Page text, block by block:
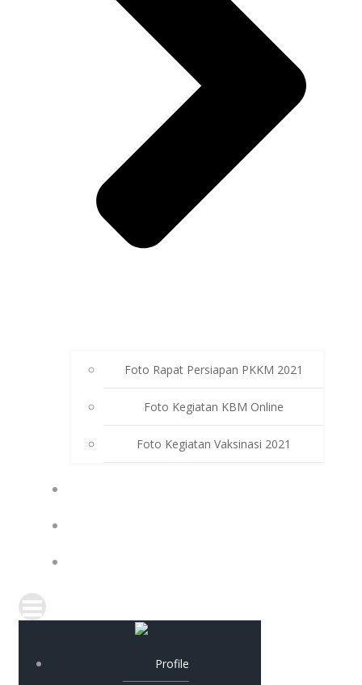
Foto Rapat Persiapan PKKM 2021
Foto Kegiatan KBM Online
Foto Kegiatan Vaksinasi 2021
Profile